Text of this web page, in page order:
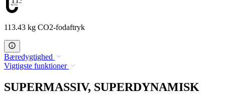
113.43 kg CO2-fodaftryk
Bæredygtighed
Vigtigste funktioner
SUPERMASSIV, SUPERDYNAMISK